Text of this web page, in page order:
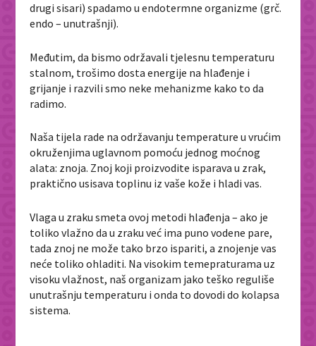
drugi sisari) spadamo u endotermne organizme (grč.
endo – unutrašnji).
Međutim, da bismo održavali tjelesnu temperaturu
stalnom, trošimo dosta energije na hlađenje i
grijanje i razvili smo neke mehanizme kako to da
radimo.
Naša tijela rade na održavanju temperature u vrućim
okruženjima uglavnom pomoću jednog moćnog
alata: znoja. Znoj koji proizvodite isparava u zrak,
praktično usisava toplinu iz vaše kože i hladi vas.
Vlaga u zraku smeta ovoj metodi hlađenja – ako je
toliko vlažno da u zraku već ima puno vodene pare,
tada znoj ne može tako brzo ispariti, a znojenje vas
neće toliko ohladiti. Na visokim temepraturama uz
visoku vlažnost, naš organizam jako teško reguliše
unutrašnju temperaturu i onda to dovodi do kolapsa
sistema.